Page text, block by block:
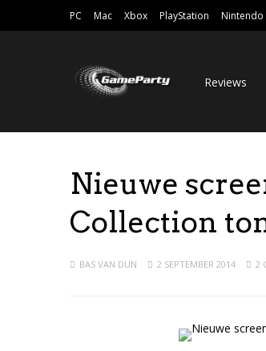
PC Mac Xbox PlayStation Nintendo
Reviews
Nieuwe
Collection
BAS VAN DUN 2 SEPTEMBER 2014 2